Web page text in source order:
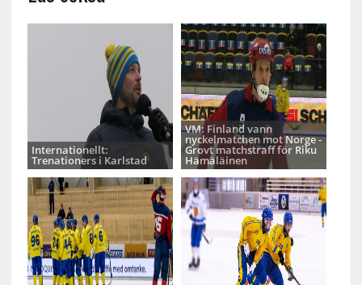
Internationellt:
Trenationers i Karlstad
VM: Finland vann
nyckelmatchen mot Norge -
Grovt matchstraff för Riku
Hämäläinen